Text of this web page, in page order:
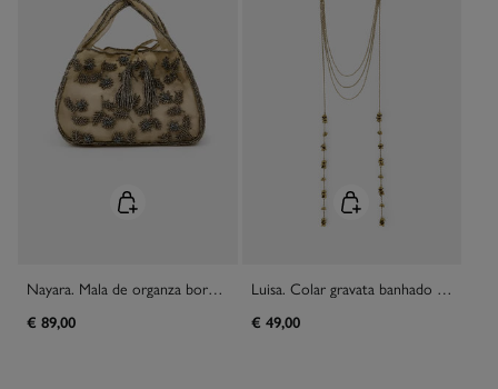
Nayara. Mala de organza bordada
€ 89,00
Luisa. Colar gravata banhado a ouro
€ 49,00